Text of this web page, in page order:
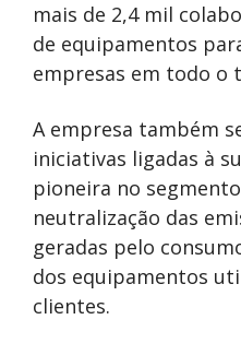
mais de 2,4 mil
de equipamentos
empresas em todo o
A empresa também
iniciativas ligadas à
pioneira no
neutralização das
geradas pelo
dos equipamentos
clientes.